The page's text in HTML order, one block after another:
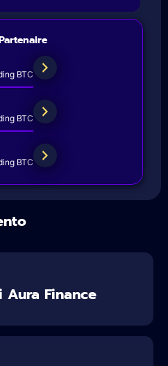
BTC
BTC
BTC
Finance